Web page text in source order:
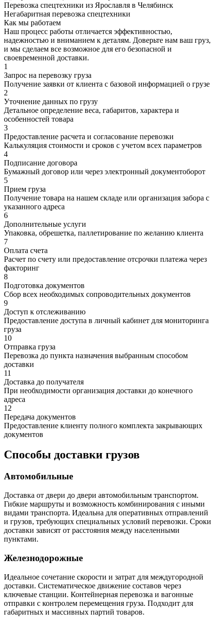
Перевозка спецтехники из Ярославля в Челябинск
Негабаритная перевозка спецтехники
Как мы работаем
Наш процесс работы отличается эффективностью,
надежностью и вниманием к деталям. Доверьте нам ваш груз,
и мы сделаем все возможное для его безопасной и
своевременной доставки.
1
Запрос на перевозку груза
Получение заявки от клиента с базовой информацией о грузе
2
Уточнение данных по грузу
Детальное определение веса, габаритов, характера и
особенностей товара
3
Предоставление расчета и согласование перевозки
Калькуляция стоимости и сроков с учетом всех параметров
4
Подписание договора
Бумажный договор или через электронный документоборот
5
Прием груза
Получение товара на нашем складе или организация забора с
указанного адреса
6
Дополнительные услуги
Упаковка, обрешетка, паллетирование по желанию клиента
7
Оплата счета
Расчет по счету или предоставление отсрочки платежа через
факторинг
8
Подготовка документов
Сбор всех необходимых сопроводительных документов
9
Доступ к отслеживанию
Предоставление доступа в личный кабинет для мониторинга
груза
10
Отправка груза
Перевозка до пункта назначения выбранным способом
доставки
11
Доставка до получателя
При необходимости организация доставки до конечного
адреса
12
Передача документов
Предоставление клиенту полного комплекта закрывающих
документов
Способы доставки грузов
Автомобильные
Доставка от двери до двери автомобильным транспортом.
Гибкие маршруты и возможность комбинирования с иными
видами транспорта. Идеальна для оперативных отправлений
и грузов, требующих специальных условий перевозки. Сроки
доставки зависят от расстояния между населенными
пунктами.
Железнодорожные
Идеальное сочетание скорости и затрат для междугородной
доставки. Систематическое движение составов через
ключевые станции. Контейнерная перевозка и вагонные
отправки с контролем перемещения груза. Подходит для
габаритных и массивных партий товаров.